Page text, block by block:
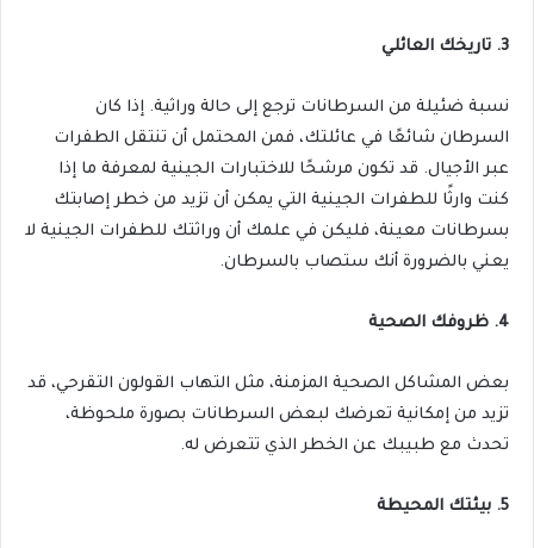
3. تاريخك العائلي
نسبة ضئيلة من السرطانات ترجع إلى حالة وراثية. إذا كان
السرطان شائعًا في عائلتك، فمن المحتمل أن تنتقل الطفرات
عبر الأجيال. قد تكون مرشحًا للاختبارات الجينية لمعرفة ما إذا
كنت وارثًا للطفرات الجينية التي يمكن أن تزيد من خطر إصابتك
بسرطانات معينة، فليكن في علمك أن وراثتك للطفرات الجينية لا
يعني بالضرورة أنك ستصاب بالسرطان.
4. ظروفك الصحية
بعض المشاكل الصحية المزمنة، مثل التهاب القولون التقرحي، قد
تزيد من إمكانية تعرضك لبعض السرطانات بصورة ملحوظة،
تحدث مع طبيبك عن الخطر الذي تتعرض له.
5. بيئتك المحيطة